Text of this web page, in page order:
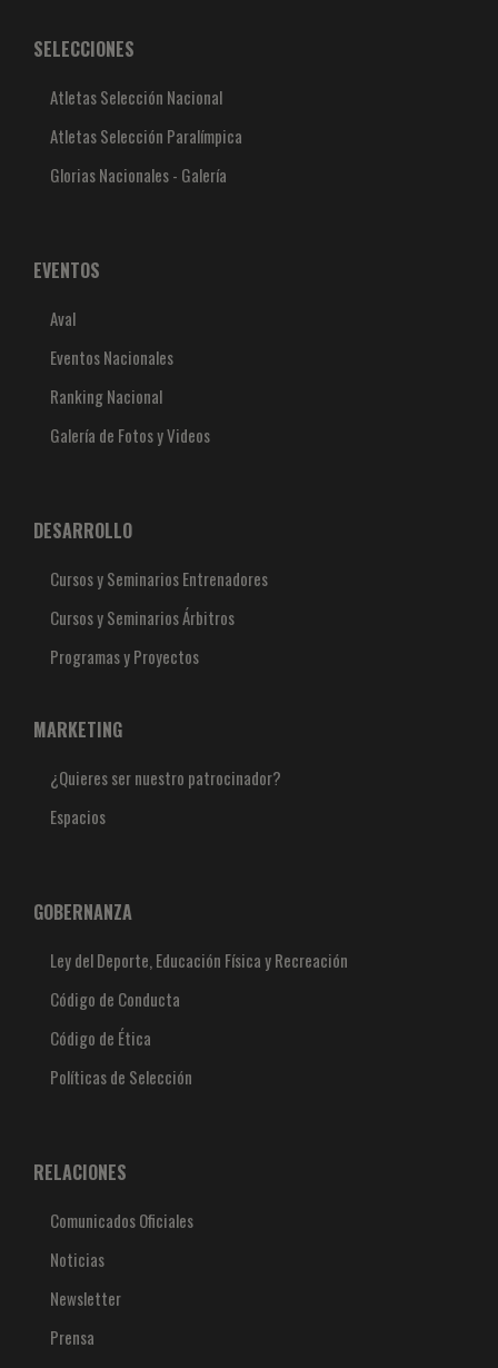
SELECCIONES
Atletas Selección Nacional
Atletas Selección Paralímpica
Glorias Nacionales - Galería
EVENTOS
Aval
Eventos Nacionales
Ranking Nacional
Galería de Fotos y Videos
DESARROLLO
Cursos y Seminarios Entrenadores
Cursos y Seminarios Árbitros
Programas y Proyectos
MARKETING
¿Quieres ser nuestro patrocinador?
Espacios
GOBERNANZA
Ley del Deporte, Educación Física y Recreación
Código de Conducta
Código de Ética
Políticas de Selección
RELACIONES
Comunicados Oficiales
Noticias
Newsletter
Prensa